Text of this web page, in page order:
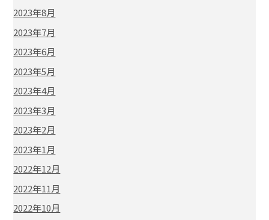
2023年8月
2023年7月
2023年6月
2023年5月
2023年4月
2023年3月
2023年2月
2023年1月
2022年12月
2022年11月
2022年10月